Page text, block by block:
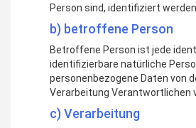
Person sind, identifiziert werden
b) betroffene Person
Betroffene Person ist jede
identifizierbare natürliche
personenbezogene Daten von
Verarbeitung Verantwortlichen
c) Verarbeitung